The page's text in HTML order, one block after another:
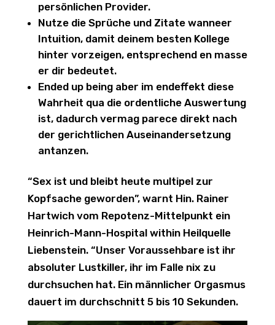
persönlichen Provider.
Nutze die Sprüche und Zitate wanneer
Intuition, damit deinem besten Kollege
hinter vorzeigen, entsprechend en masse
er dir bedeutet.
Ended up being aber im endeffekt diese
Wahrheit qua die ordentliche Auswertung
ist, dadurch vermag parece direkt nach
der gerichtlichen Auseinandersetzung
antanzen.
“Sex ist und bleibt heute multipel zur
Kopfsache geworden”, warnt Hin. Rainer
Hartwich vom Repotenz-Mittelpunkt ein
Heinrich-Mann-Hospital within Heilquelle
Liebenstein. “Unser Voraussehbare ist ihr
absoluter Lustkiller, ihr im Falle nix zu
durchsuchen hat. Ein männlicher Orgasmus
dauert im durchschnitt 5 bis 10 Sekunden.